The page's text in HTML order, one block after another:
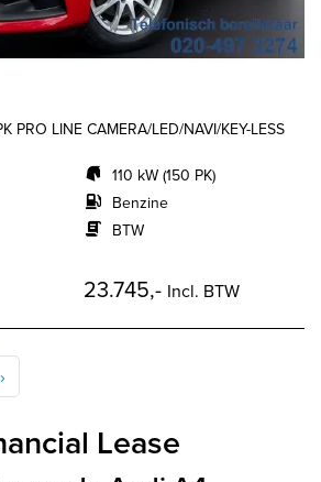
PRO LINE CAMERA/LED/NAVI/KEY-LESS
110 kW (150 PK)
Benzine
BTW
23.745,- Incl. BTW
›
Lease